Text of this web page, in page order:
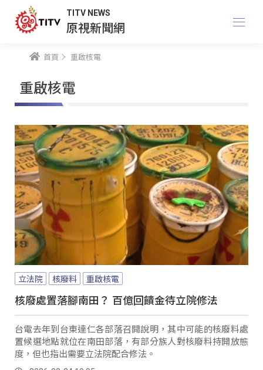
TITV NEWS
原視新聞網
首頁 重啟核電
重啟核電
立法院 核廢料 重啟核電
核廢處置落腳南田？ 百億回饋金待立院修法
台電去年到台東達仁各部落召開說明，其中可能的核廢料處
置候選地點就位在南田部落，有部分族人對核廢料持開放態
度，但也指出需要立法院配合修法。